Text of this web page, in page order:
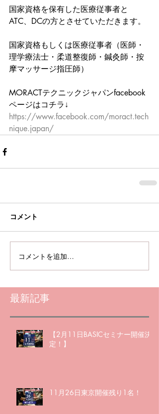
国家資格を保有した医療従事者と
ATC、DCの方とさせていただきます。
国家資格もしくは医療従事者（医師・
理学療法士・柔道整復師・鍼灸師・按
摩マッサージ指圧師）
MORACTテクニックジャパンfacebook
ページはコチラ↓
https://www.facebook.com/moract.tech
nique.japan/
コメント
コメントを追加…
最新記事
【2月11日BASICセミナー開催決
定！】
11月26日東京開催残り1名！